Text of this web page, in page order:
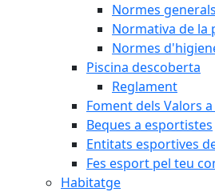
Normes generals
Normativa de la
Normes
Piscina descoberta
Reglament
Foment dels Valors
Beques a esportistes
Entitats esportives
Fes esport pel teu
Habitatge